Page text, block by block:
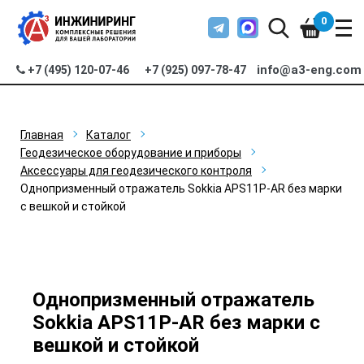
+7 (495) 120-07-46 +7 (925) 097-78-47 info@a3-eng.com
0
Главная
Каталог
Геодезическое оборудование и приборы
Аксессуары для геодезического контроля
Однопризменный отражатель Sokkia APS11P-AR без марки
с вешкой и стойкой
Однопризменный отражатель
Sokkia APS11P-AR без марки с
вешкой и стойкой